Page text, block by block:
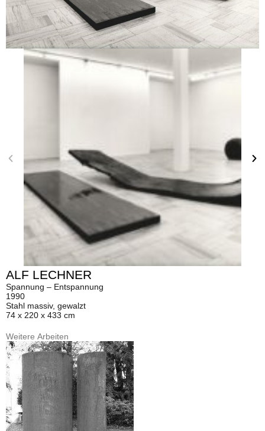
ALF LECHNER
Spannung – Entspannung
1990
Stahl massiv, gewalzt
74 x 220 x 433 cm
Weitere Arbeiten